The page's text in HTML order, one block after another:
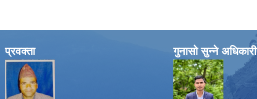
प्रवक्ता गुनासो सुन्ने अधिकारी